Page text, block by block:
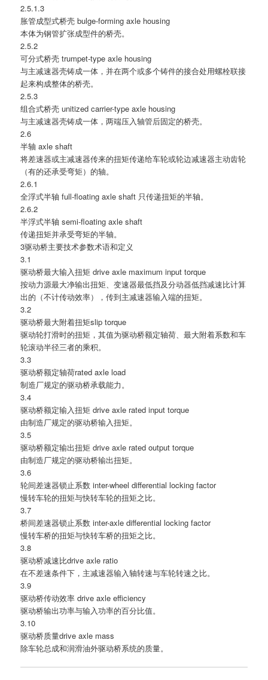
2.5.1.3
胀管成型式桥壳 bulge-forming axle housing
本体为钢管扩张成型件的桥壳。
2.5.2
可分式桥壳 trumpet-type axle housing
与主减速器壳铸成一体，并在两个或多个铸件的接合处用螺栓联接
起来构成整体的桥壳。
2.5.3
组合式桥壳 unitized carrier-type axle housing
与主减速器壳铸成一体，两端压入轴管后固定的桥壳。
2.6
半轴 axle shaft
将差速器或主减速器传来的扭矩传递给车轮或轮边减速器主动齿轮
（有的还承受弯矩）的轴。
2.6.1
全浮式半轴 full-floating axle shaft 只传递扭矩的半轴。
2.6.2
半浮式半轴 semi-floating axle shaft
传递扭矩并承受弯矩的半轴。
3驱动桥主要技术参数术语和定义
3.1
驱动桥最大输入扭矩 drive axle maximum input torque
按动力源最大净输出扭矩、变速器最低挡及分动器低挡减速比计算
出的（不计传动效率），传到主减速器输入端的扭矩。
3.2
驱动桥最大附着扭矩slip torque
驱动轮打滑时的扭矩，其值为驱动桥额定轴荷、最大附着系数和车
轮滚动半径三者的乘积。
3.3
驱动桥额定轴荷rated axle load
制造厂规定的驱动桥承载能力。
3.4
驱动桥额定输入扭矩 drive axle rated input torque
由制造厂规定的驱动桥输入扭矩。
3.5
驱动桥额定输出扭矩 drive axle rated output torque
由制造厂规定的驱动桥输出扭矩。
3.6
轮间差速器锁止系数 inter-wheel differential locking factor
慢转车轮的扭矩与快转车轮的扭矩之比。
3.7
桥间差速器锁止系数 inter-axle differential locking factor
慢转车桥的扭矩与快转车桥的扭矩之比。
3.8
驱动桥减速比drive axle ratio
在不差速条件下，主减速器输入轴转速与车轮转速之比。
3.9
驱动桥传动效率 drive axle efficiency
驱动桥输出功率与输入功率的百分比值。
3.10
驱动桥质量drive axle mass
除车轮总成和润滑油外驱动桥系统的质量。